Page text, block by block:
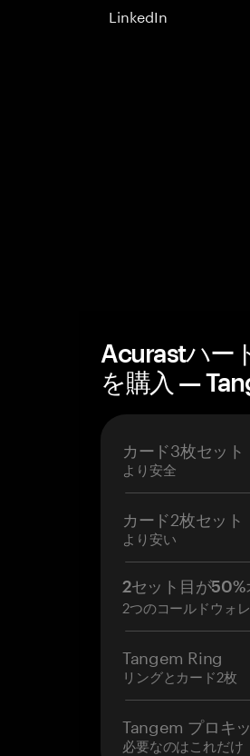
LinkedIn
Acurastハー
を購入 —
カード3枚セット
より安全
カード2枚セット
より安い
2セット目が50%
2つのコールドウォ
Tangem Ring
リングとカード2枚
Tangem プロキ
必要なのはこれだけ